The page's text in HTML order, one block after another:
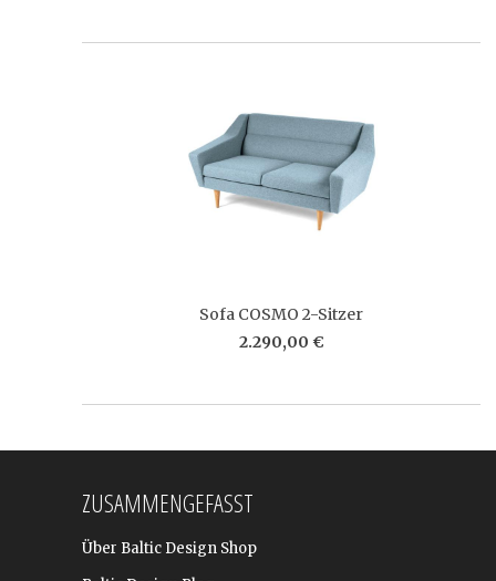
Sofa COSMO 2-Sitzer
2.290,00 €
ZUSAMMENGEFASST
Über Baltic Design Shop